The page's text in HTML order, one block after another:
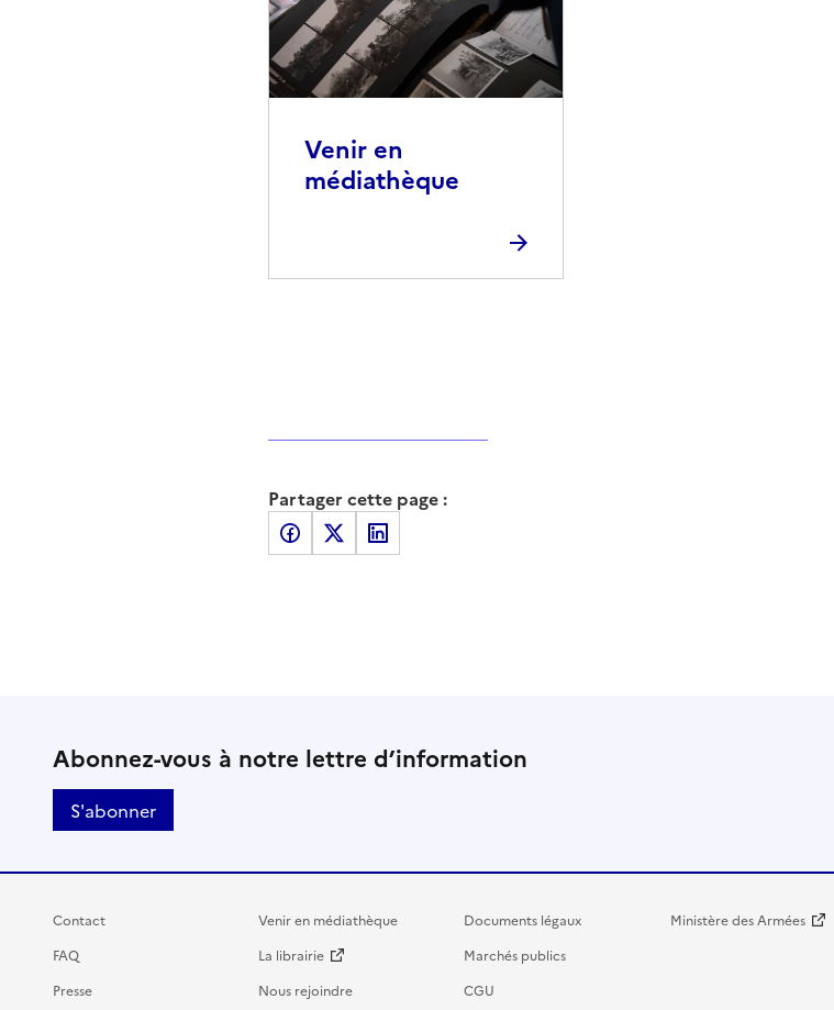
Venir en
médiathèque
Partager cette page :
Partager sur Facebook
Partager sur XPartager sur LinkedIn
Abonnez-vous à notre lettre d’information
S'abonner
Contact
FAQ
Presse
Venir en médiathèque
La librairie
Nous rejoindre
Documents légaux
Marchés publics
CGU
Ministère des Armées